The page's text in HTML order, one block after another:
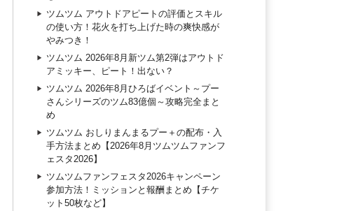
ツムツム アウトドアピートの評価とスキル
の使い方！花火を打ち上げた時の爽快感が
やみつき！
ツムツム 2026年8月新ツム第2弾はアウトド
アミッキー、ピート！出ない？
ツムツム 2026年8月ひろばイベント～プー
さんシリーズのツム83億個～攻略完全まと
め
ツムツム おしりまんまるプー＋の配布・入
手方法まとめ【2026年8月ツムツムファンフ
ェスタ2026】
ツムツムファンフェスタ2026キャンペーン
参加方法！ミッションと報酬まとめ【チケ
ット50枚など】